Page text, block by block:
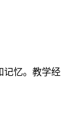
记忆。教学经